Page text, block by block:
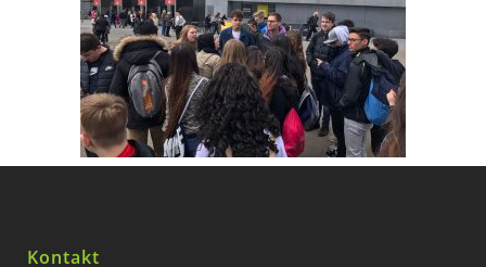
Kontakt